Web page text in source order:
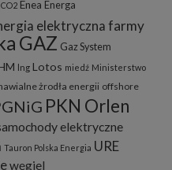
Enea Energa
elektrycznafarmy
GAZ Gaz System
lng Lotos miedź Ministerstwo
żrodła energii offshore
PKN Orlen
elektryczne
Tauron Polska Energia URE
węgiel